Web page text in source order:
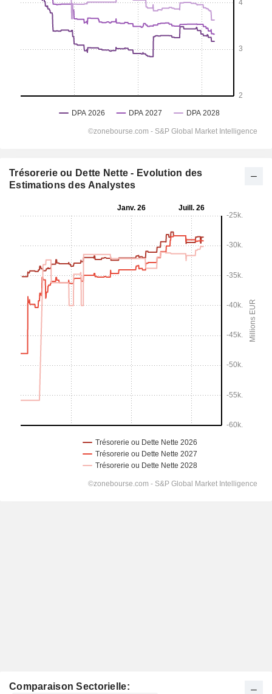
Trésorerie ou Dette Nette - Evolution des
Estimations des Analystes
Comparaison Sectorielle: